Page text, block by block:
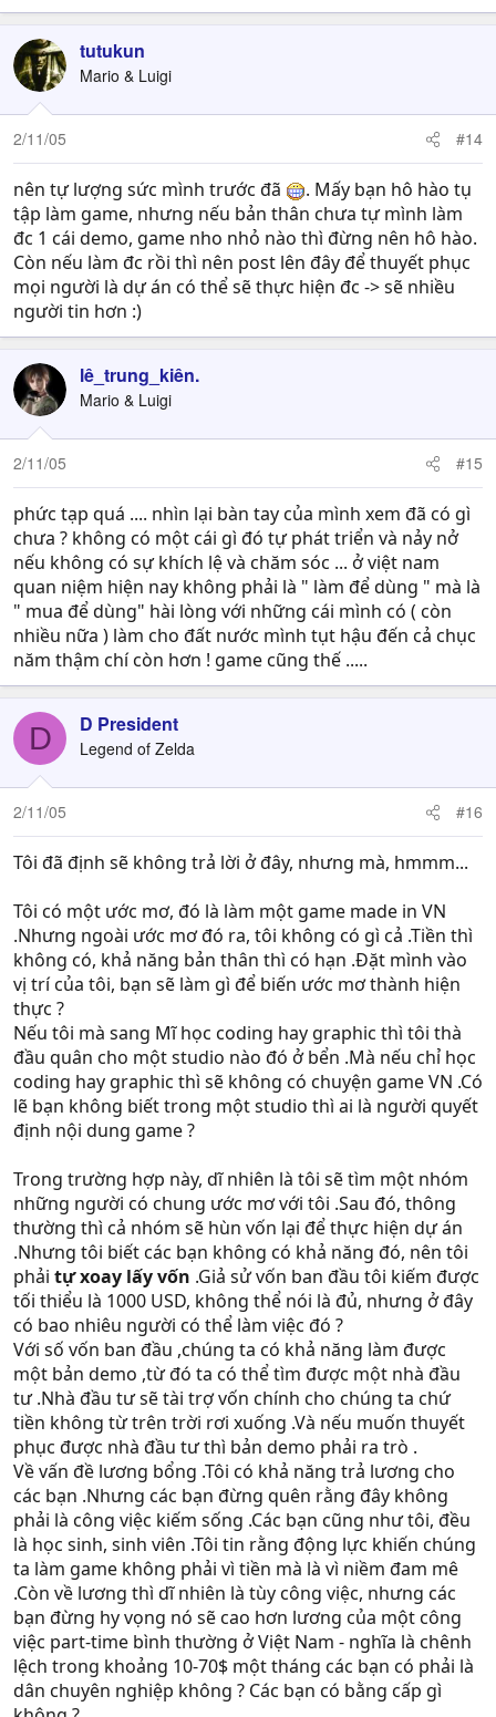
tutukun
Mario & Luigi
2/11/05 #14
nên tự lượng sức mình trước đã
. Mấy bạn hô hào tụ
tập làm game, nhưng nếu bản thân chưa tự mình làm
đc 1 cái demo, game nho nhỏ nào thì đừng nên hô hào.
Còn nếu làm đc rồi thì nên post lên đây để thuyết phục
mọi người là dự án có thể sẽ thực hiện đc -> sẽ nhiều
người tin hơn :)
lê_trung_kiên.
Mario & Luigi
2/11/05 #15
phức tạp quá .... nhìn lại bàn tay của mình xem đã có gì
chưa ? không có một cái gì đó tự phát triển và nảy nở
nếu không có sự khích lệ và chăm sóc ... ở việt nam
quan niệm hiện nay không phải là " làm để dùng " mà là
" mua để dùng" hài lòng với những cái mình có ( còn
nhiều nữa ) làm cho đất nước mình tụt hậu đến cả chục
năm thậm chí còn hơn ! game cũng thế .....
D D President
Legend of Zelda
2/11/05 #16
Tôi đã định sẽ không trả lời ở đây, nhưng mà, hmmm...
Tôi có một ước mơ, đó là làm một game made in VN
.Nhưng ngoài ước mơ đó ra, tôi không có gì cả .Tiền thì
không có, khả năng bản thân thì có hạn .Đặt mình vào
vị trí của tôi, bạn sẽ làm gì để biến ước mơ thành hiện
thực ?
Nếu tôi mà sang Mĩ học coding hay graphic thì tôi thà
đầu quân cho một studio nào đó ở bển .Mà nếu chỉ học
coding hay graphic thì sẽ không có chuyện game VN .Có
lẽ bạn không biết trong một studio thì ai là người quyết
định nội dung game ?
Trong trường hợp này, dĩ nhiên là tôi sẽ tìm một nhóm
những người có chung ước mơ với tôi .Sau đó, thông
thường thì cả nhóm sẽ hùn vốn lại để thực hiện dự án
.Nhưng tôi biết các bạn không có khả năng đó, nên tôi
phải tự xoay lấy vốn .Giả sử vốn ban đầu tôi kiếm được
tối thiểu là 1000 USD, không thể nói là đủ, nhưng ở đây
có bao nhiêu người có thể làm việc đó ?
Với số vốn ban đầu ,chúng ta có khả năng làm được
một bản demo ,từ đó ta có thể tìm được một nhà đầu
tư .Nhà đầu tư sẽ tài trợ vốn chính cho chúng ta chứ
tiền không từ trên trời rơi xuống .Và nếu muốn thuyết
phục được nhà đầu tư thì bản demo phải ra trò .
Về vấn đề lương bổng .Tôi có khả năng trả lương cho
các bạn .Nhưng các bạn đừng quên rằng đây không
phải là công việc kiếm sống .Các bạn cũng như tôi, đều
là học sinh, sinh viên .Tôi tin rằng động lực khiến chúng
ta làm game không phải vì tiền mà là vì niềm đam mê
.Còn về lương thì dĩ nhiên là tùy công việc, nhưng các
bạn đừng hy vọng nó sẽ cao hơn lương của một công
việc part-time bình thường ở Việt Nam - nghĩa là chênh
lệch trong khoảng 10-70$ một tháng các bạn có phải là
dân chuyên nghiệp không ? Các bạn có bằng cấp gì